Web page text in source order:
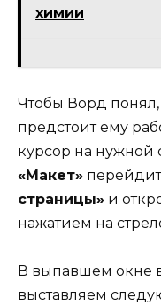
химии
Чтобы Ворд
предстоит ему
курсор на нужной
«Макет»
страницы» и
нажатием на
В выпавшем окне
выставляем